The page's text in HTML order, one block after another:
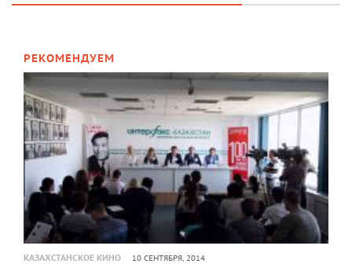
РЕКОМЕНДУЕМ
КАЗАХСТАНСКОЕ КИНО 10 СЕНТЯБРЯ, 2014